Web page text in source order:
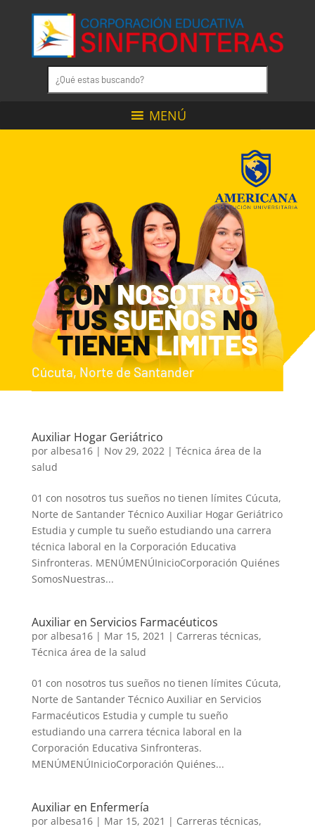
MENÚ
CONNOSOTROS
TUSSUEÑOSNO
TIENENLIMITES
Cúcuta, Norte de Santander
Auxiliar Hogar Geriátrico
por albesa16| Nov 29, 2022| Técnica área de la
salud
01 con nosotros tus sueños no tienen límites Cúcuta,
Norte de Santander Técnico Auxiliar Hogar Geriátrico
Estudia y cumple tu sueño estudiando una carrera
técnica laboral en la Corporación Educativa
Sinfronteras. MENÚMENÚInicioCorporación Quiénes
SomosNuestras...
Auxiliar en Servicios Farmacéuticos
por albesa16| Mar 15, 2021 | Carreras técnicas,
Técnica área de la salud
01 con nosotros tus sueños no tienen límites Cúcuta,
Norte de Santander Técnico Auxiliar en Servicios
Farmacéuticos Estudia y cumple tu sueño
estudiando una carrera técnica laboral en la
Corporación Educativa Sinfronteras.
MENÚMENÚInicioCorporación Quiénes...
Auxiliar en Enfermería
por albesa16| Mar 15, 2021 | Carreras técnicas,